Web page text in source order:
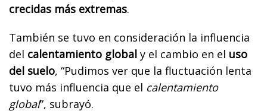
crecidas más extremas.
También se tuvo en consideración la influencia
del calentamiento global y el cambio en el uso
del suelo, “Pudimos ver que la fluctuación lenta
tuvo más influencia que el calentamiento
global”, subrayó.